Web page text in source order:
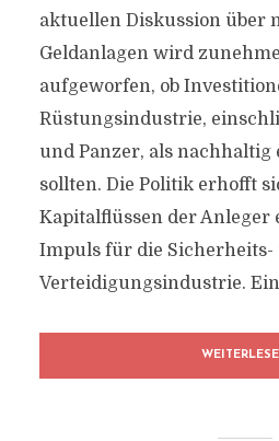
aktuellen Diskussion über
Geldanlagen wird
aufgeworfen, ob
Rüstungsindustrie,
und Panzer, als
sollten. Die Politik erhofft
Kapitalflüssen der Anleger
Impuls für die Sicherheits-
Verteidigungsindustrie.